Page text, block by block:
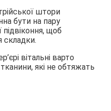
штори
бути на пару
підвіконня, щоб
складки.
вітальні варто
тканини, які не обтяжать